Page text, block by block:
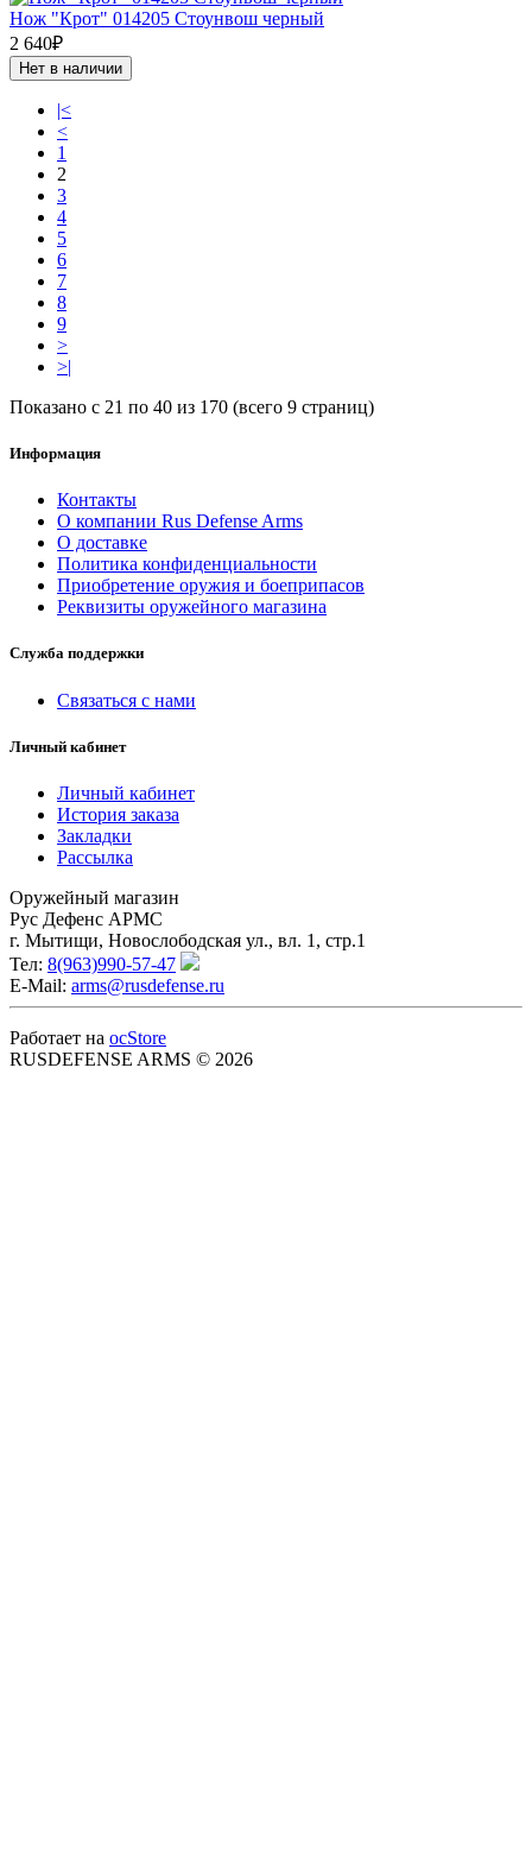
Нож "Крот" 014205 Стоунвош черный
2 640₽
Нет в наличии
|<
<
1
2
3
4
5
6
7
8
9
>
>|
Показано с 21 по 40 из 170 (всего 9 страниц)
Информация
Контакты
О компании Rus Defense Arms
О доставке
Политика конфиденциальности
Приобретение оружия и боеприпасов
Реквизиты оружейного магазина
Служба поддержки
Связаться с нами
Личный кабинет
Личный кабинет
История заказа
Закладки
Рассылка
Оружейный магазин
Рус Дефенс АРМС
г. Мытищи, Новослободская ул., вл. 1, стр.1
Тел: 8(963)990-57-47
E-Mail: arms@rusdefense.ru
Работает на ocStore
RUSDEFENSE ARMS © 2026